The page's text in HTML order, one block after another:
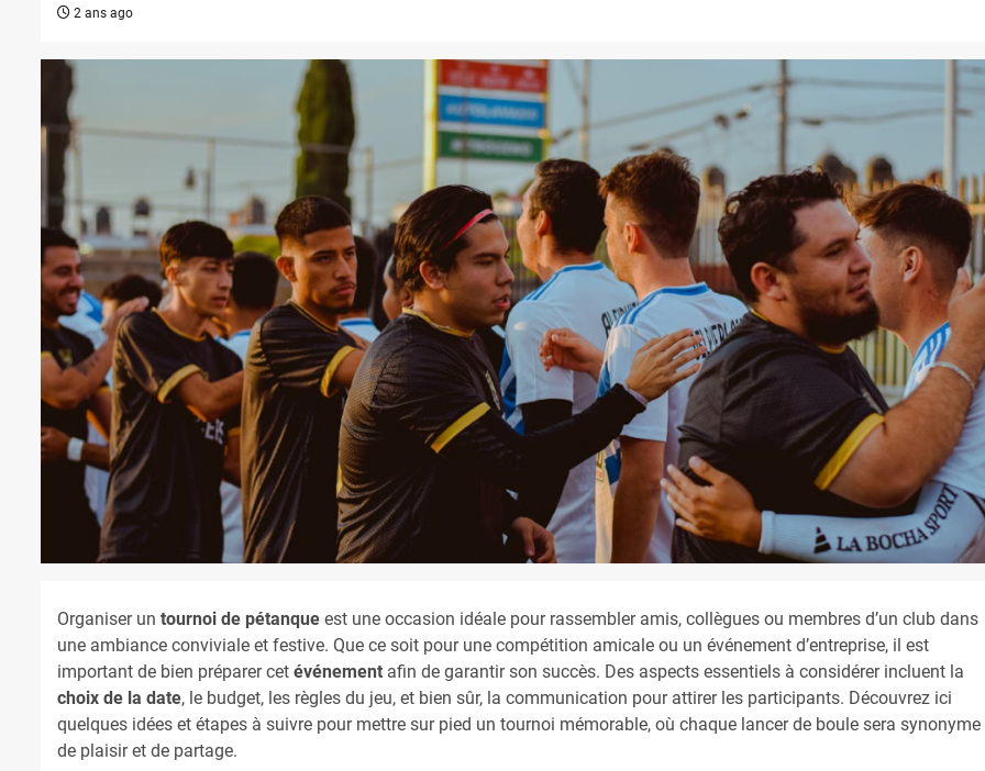
2 ans ago
Organiser un tournoi de pétanque est une occasion idéale pour rassembler amis, collègues ou membres d’un club dans
une ambiance conviviale et festive. Que ce soit pour une compétition amicale ou un événement d’entreprise, il est
important de bien préparer cet événement afin de garantir son succès. Des aspects essentiels à considérer incluent la
choix de la date, le budget, les règles du jeu, et bien sûr, la communication pour attirer les participants. Découvrez ici
quelques idées et étapes à suivre pour mettre sur pied un tournoi mémorable, où chaque lancer de boule sera synonyme
de plaisir et de partage.